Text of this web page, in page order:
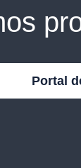
Portal